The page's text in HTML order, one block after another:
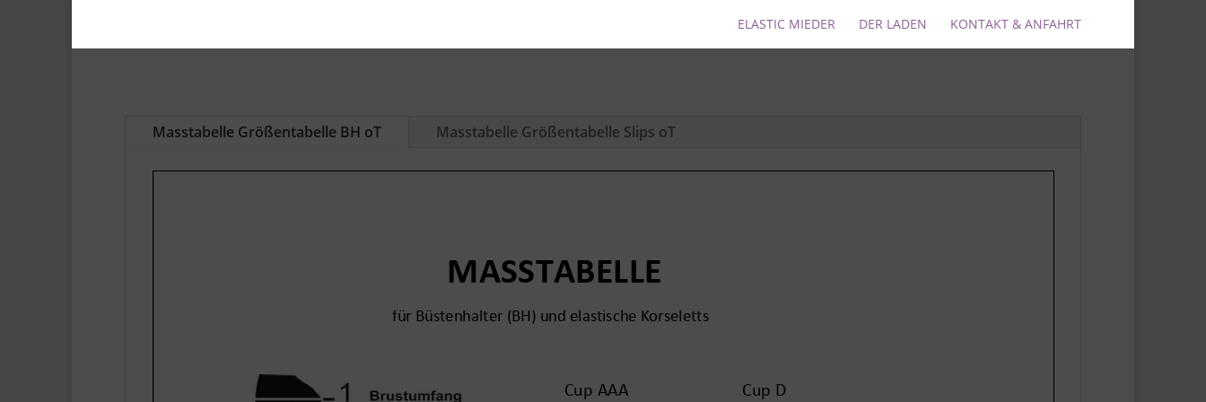
ELASTIC MIEDER DER LADEN KONTAKT & ANFAHRT
Masstabelle Größentabelle BH oT Masstabelle Größentabelle Slips oT